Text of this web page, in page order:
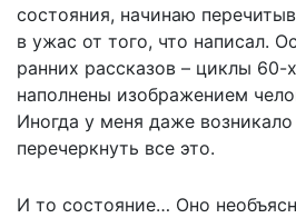
состояния, начинаю
в ужас от того, что написал.
ранних рассказов – циклы 60-
наполнены изображением
Иногда у меня даже
перечеркнуть все это.
И то состояние… Оно